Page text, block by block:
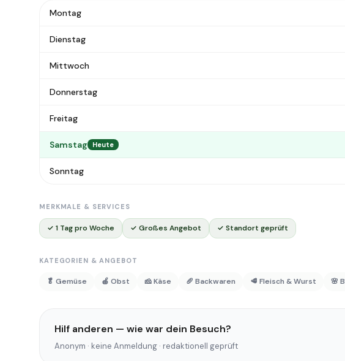
Montag
Dienstag
Mittwoch
Donnerstag
Freitag
Samstag Heute
Sonntag
MERKMALE & SERVICES
✓ 1 Tag pro Woche ✓ Großes Angebot ✓ Standort geprüft
KATEGORIEN & ANGEBOT
🥬 Gemüse 🍎 Obst 🧀 Käse 🥖 Backwaren 🥩 Fleisch & Wurst 🌸
Hilf anderen — wie war dein Besuch?
Anonym · keine Anmeldung · redaktionell geprüft